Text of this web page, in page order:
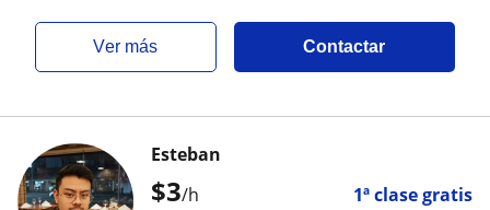
ver más Contactar
$3/h 1ª clase gratis
Esteban